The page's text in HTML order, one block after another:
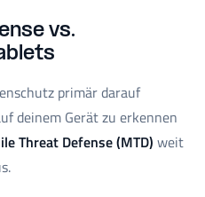
vs.
primär darauf
deinem Gerät zu erkennen
Threat Defense (MTD) weit